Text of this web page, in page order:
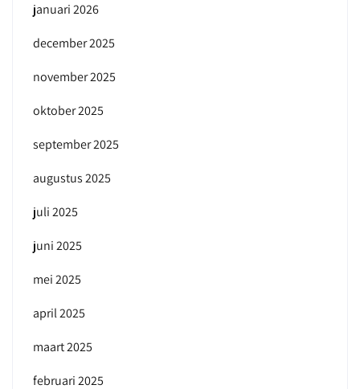
januari 2026
december 2025
november 2025
oktober 2025
september 2025
augustus 2025
juli 2025
juni 2025
mei 2025
april 2025
maart 2025
februari 2025